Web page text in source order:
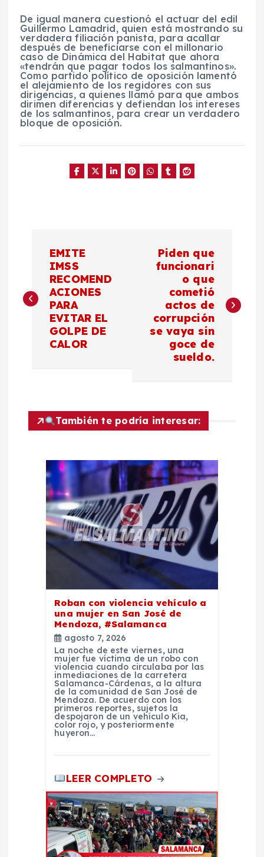
De igual manera cuestionó el actuar del edil
Guillermo Lamadrid, quien está mostrando su
verdadera filiación panista, para acallar
después de beneficiarse con el millonario
caso de Dinámica del Habitat que ahora
«tendrán que pagar todos los salmantinos».
Como partido político de oposición lamentó
el alejamiento de los regidores con sus
dirigencias, a quienes llamó para que ambos
dirimen diferencias y defiendan los intereses
de los salmantinos, para crear un verdadero
bloque de oposición.
v
c
EMITE
IMSS
RECOMEND
ACIONES
PARA
EVITAR EL
GOLPE DE
CALOR
Piden que
funcionari
o que
cometió
actos de
corrupción
se vaya sin
goce de
sueldo.
También te podría interesar:
Roban con violencia vehículo a
una mujer en San José de
Mendoza, #Salamanca
agosto 7, 2026
La noche de este viernes, una
mujer fue víctima de un robo con
violencia cuando circulaba por las
inmediaciones de la carretera
Salamanca-Cárdenas, a la altura
de la comunidad de San José de
Mendoza. De acuerdo con los
primeros reportes, sujetos la
despojaron de un vehículo Kia,
color rojo, y posteriormente
huyeron…
LEER COMPLETO